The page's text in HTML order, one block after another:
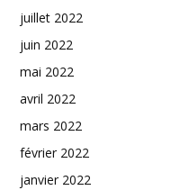
juillet 2022
juin 2022
mai 2022
avril 2022
mars 2022
février 2022
janvier 2022